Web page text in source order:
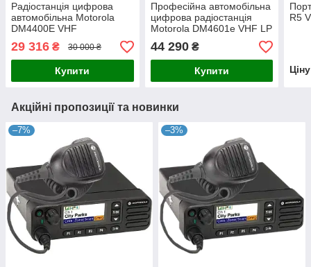
Радіостанція цифрова
автомобільна Motorola
DM4400E VHF
29 316 ₴ 30 000 ₴
Купити
Професійна автомобільна
цифрова радіостанція
Motorola DM4601e VHF LP
Базова (25 Вт, DMR, GPS,
Wi-Fi)
(MDM28JNN9RA2AN)
44 290₴
Купити
R5
Акційні пропозиції та новинки
–7% –3%